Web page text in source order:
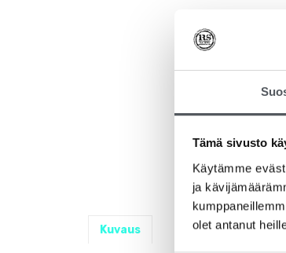
Tämä sivusto
Käytämme
ja
olet antanut
Kuvaus